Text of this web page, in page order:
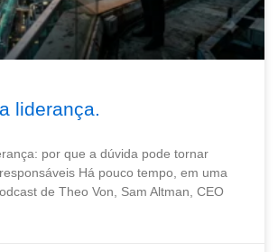
liderança.
por que a dúvida pode tornar
Há pouco tempo, em uma
de Theo Von, Sam Altman, CEO